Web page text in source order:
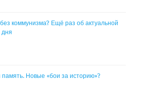
коммунизма? Ещё раз об актуальной
дня
память. Новые «бои за историю»?